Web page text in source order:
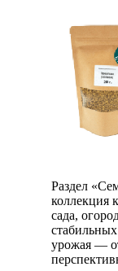
Раздел
коллекция
сада,
урожая —